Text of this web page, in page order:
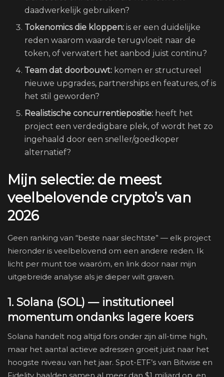
daadwerkelijk gebruiken?
Tokenomics die kloppen: is er een duidelijke
reden waarom waarde terugvloeit naar de
token, of verwatert het aanbod juist continu?
Team dat doorbouwt: komen er structureel
nieuwe upgrades, partnerships en features, of is
het stil geworden?
Realistische concurrentiepositie: heeft het
project een verdedigbare plek, of wordt het zo
ingehaald door een sneller/goedkoper
alternatief?
Mijn selectie: de meest
veelbelovende crypto’s van
2026
Geen ranking van “beste naar slechtste” — elk project
hieronder is veelbelovend om een andere reden. Ik
licht per munt toe waaróm, en link door naar mijn
uitgebreide analyse als je dieper wilt graven.
1. Solana (SOL) — institutioneel
momentum ondanks lagere koers
Solana handelt nog altijd fors onder zijn all-time high,
maar het aantal actieve adressen groeit juist naar het
hoogste niveau van het jaar. Spot-ETF’s van Bitwise en